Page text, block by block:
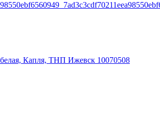
Капля, ТНП Ижевск 10070508